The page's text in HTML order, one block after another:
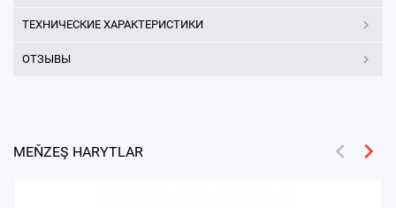
ТЕХНИЧЕСКИЕ ХАРАКТЕРИСТИКИ
ОТЗЫВЫ
MEŇZEŞ HARYTLAR